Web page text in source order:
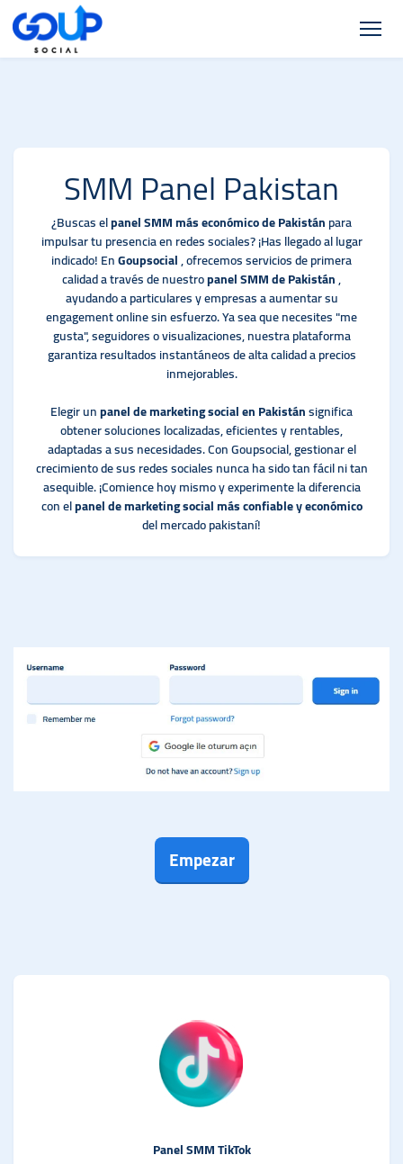
SMM Panel Pakistan
¿Buscas elpanel SMM más económico de Pakistánpara
impulsar tu presencia en redes sociales? ¡Has llegado al lugar
indicado! EnGoupsocial, ofrecemos servicios de primera
calidad a través de nuestropanel SMM de Pakistán,
ayudando a particulares y empresas a aumentar su
engagement online sin esfuerzo. Ya sea que necesites "me
gusta", seguidores o visualizaciones, nuestra plataforma
garantiza resultados instantáneos de alta calidad a precios
inmejorables.
Elegir unpanel de marketing social en Pakistánsignifica
obtener soluciones localizadas, eficientes y rentables,
adaptadas a sus necesidades. Con Goupsocial, gestionar el
crecimiento de sus redes sociales nunca ha sido tan fácil ni tan
asequible. ¡Comience hoy mismo y experimente la diferencia
con elpanel de marketing social más confiable y económico
del mercado pakistaní!
Empezar
Panel SMM TikTok